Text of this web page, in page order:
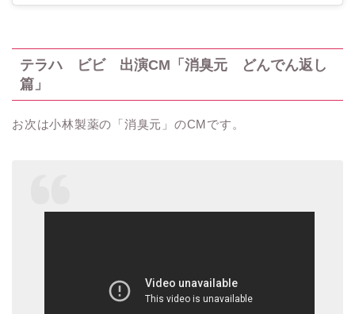
テラハ ビビ 出演CM 「消臭元 どんでん返し
篇」
お次は小林製薬の「消臭元」 のCMです。